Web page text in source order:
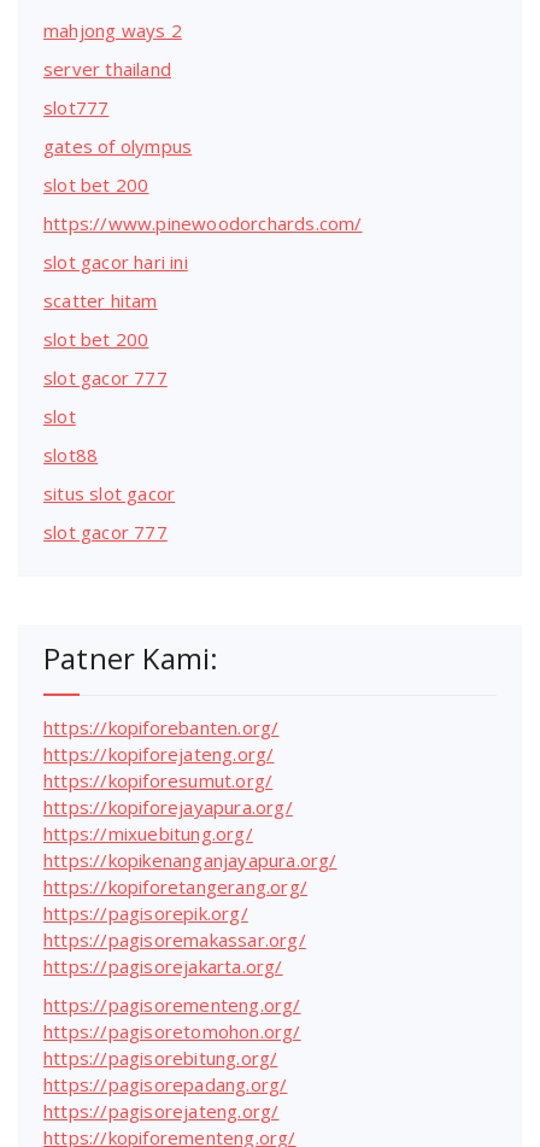
mahjong ways 2
server thailand
slot777
gates of olympus
slot bet 200
https://www.pinewoodorchards.com/
slot gacor hari ini
scatter hitam
slot bet 200
slot gacor 777
slot
slot88
situs slot gacor
slot gacor 777
Patner Kami:
https://kopiforebanten.org/
https://kopiforejateng.org/
https://kopiforesumut.org/
https://kopiforejayapura.org/
https://mixuebitung.org/
https://kopikenanganjayapura.org/
https://kopiforetangerang.org/
https://pagisorepik.org/
https://pagisoremakassar.org/
https://pagisorejakarta.org/
https://pagisorementeng.org/
https://pagisoretomohon.org/
https://pagisorebitung.org/
https://pagisorepadang.org/
https://pagisorejateng.org/
https://kopiforementeng.org/